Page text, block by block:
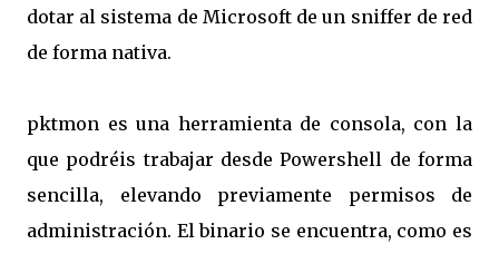
dotar al sistema de Microsoft de un sniffer de red
de forma nativa.
pktmon es una herramienta de consola, con la
que podréis trabajar desde Powershell de forma
sencilla, elevando previamente permisos de
administración. El binario se encuentra, como es